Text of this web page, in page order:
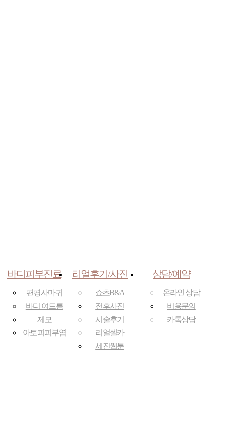
바디피부진료
편평사마귀
바디 여드름
제모
아토피피부염
리얼후기/사진
쇼츠B&A
전후사진
시술후기
리얼셀카
세진웹툰
상담/예약
온라인 상담
비용문의
카톡상담